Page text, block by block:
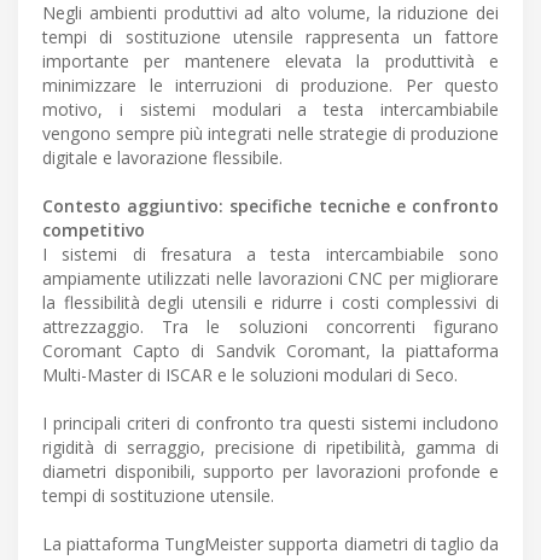
Negli ambienti produttivi ad alto volume, la riduzione dei
tempi di sostituzione utensile rappresenta un fattore
importante per mantenere elevata la produttività e
minimizzare le interruzioni di produzione. Per questo
motivo, i sistemi modulari a testa intercambiabile
vengono sempre più integrati nelle strategie di produzione
digitale e lavorazione flessibile.
Contesto aggiuntivo: specifiche tecniche e confronto
competitivo
I sistemi di fresatura a testa intercambiabile sono
ampiamente utilizzati nelle lavorazioni CNC per migliorare
la flessibilità degli utensili e ridurre i costi complessivi di
attrezzaggio. Tra le soluzioni concorrenti figurano
Coromant Capto di Sandvik Coromant, la piattaforma
Multi-Master di ISCAR e le soluzioni modulari di Seco.
I principali criteri di confronto tra questi sistemi includono
rigidità di serraggio, precisione di ripetibilità, gamma di
diametri disponibili, supporto per lavorazioni profonde e
tempi di sostituzione utensile.
La piattaforma TungMeister supporta diametri di taglio da